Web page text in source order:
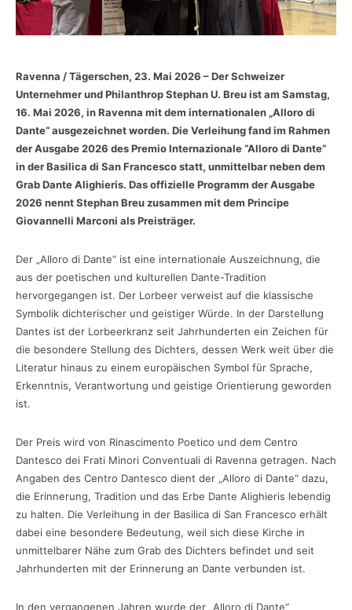
Ravenna / Tägerschen, 23. Mai 2026 – Der Schweizer
Unternehmer und Philanthrop Stephan U. Breu ist am Samstag,
16. Mai 2026, in Ravenna mit dem internationalen „Alloro di
Dante“ ausgezeichnet worden. Die Verleihung fand im Rahmen
der Ausgabe 2026 des Premio Internazionale “Alloro di Dante”
in der Basilica di San Francesco statt, unmittelbar neben dem
Grab Dante Alighieris. Das offizielle Programm der Ausgabe
2026 nennt Stephan Breu zusammen mit dem Principe
Giovannelli Marconi als Preisträger.
Der „Alloro di Dante“ ist eine internationale Auszeichnung, die
aus der poetischen und kulturellen Dante-Tradition
hervorgegangen ist. Der Lorbeer verweist auf die klassische
Symbolik dichterischer und geistiger Würde. In der Darstellung
Dantes ist der Lorbeerkranz seit Jahrhunderten ein Zeichen für
die besondere Stellung des Dichters, dessen Werk weit über die
Literatur hinaus zu einem europäischen Symbol für Sprache,
Erkenntnis, Verantwortung und geistige Orientierung geworden
ist.
Der Preis wird von Rinascimento Poetico und dem Centro
Dantesco dei Frati Minori Conventuali di Ravenna getragen. Nach
Angaben des Centro Dantesco dient der „Alloro di Dante“ dazu,
die Erinnerung, Tradition und das Erbe Dante Alighieris lebendig
zu halten. Die Verleihung in der Basilica di San Francesco erhält
dabei eine besondere Bedeutung, weil sich diese Kirche in
unmittelbarer Nähe zum Grab des Dichters befindet und seit
Jahrhunderten mit der Erinnerung an Dante verbunden ist.
In den vergangenen Jahren wurde der „Alloro di Dante“